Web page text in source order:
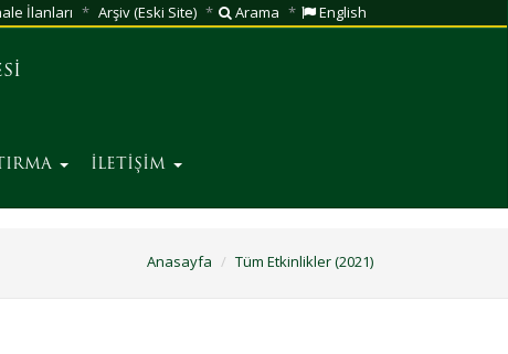
İlanları Arşiv (Eski Site) Arama English
İLETİŞİM
Anasayfa Tüm Etkinlikler (2021)